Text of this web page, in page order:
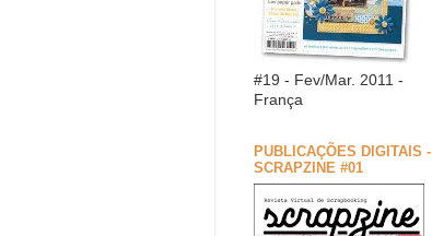
#19 - Fev/Mar. 2011 -
França
PUBLICAÇÕES DIGITAIS -
SCRAPZINE #01